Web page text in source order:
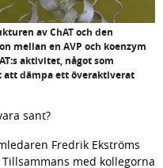
av ChAT och den
mellan en AVP och koenzym
aktivitet, något som
att dämpa ett överaktiverat
sant?
Fredrik Ekströms
med kollegorna